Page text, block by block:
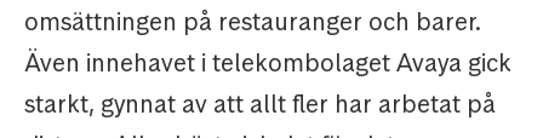
omsättningen på restauranger och barer.
Även innehavet i telekombolaget Avaya gick
starkt, gynnat av att allt fler har arbetat på